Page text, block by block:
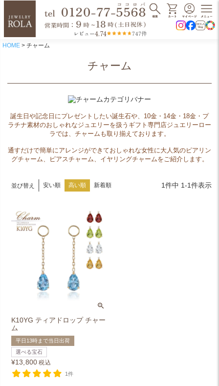
レビュー4.74 747件
HOME チャーム
チャーム
誕生日や記念日にプレゼントしたい誕生石や、10金・14金・18金・プ
ラチナ素材のおしゃれなジュエリーを扱うギフト専門店ジュエリーロー
ラでは、チャームも取り揃えております。
通すだけで簡単にアレンジができておしゃれな女性に大人気のピアリン
グチャーム、ピアスチャーム、イヤリングチャームをご紹介します。
並び替え 安い順 高い順 新着順 1件中 1-1件表示
K10YG ティアドロップ チャー
ム
平日13時まで当日出荷
選べる宝石
¥13,800 税込
1件